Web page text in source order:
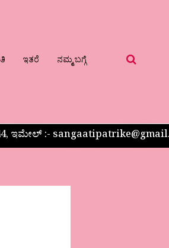
ಇತರೆ ನಮ್ಮ ಬಗ್ಗೆ
ಇಮೇಲ್ :-